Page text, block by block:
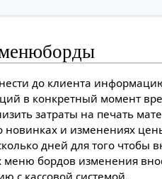
до клиента
в конкретный момент
затраты на печать
и изменениях
дней для того
бордов изменения
с кассовой системой.